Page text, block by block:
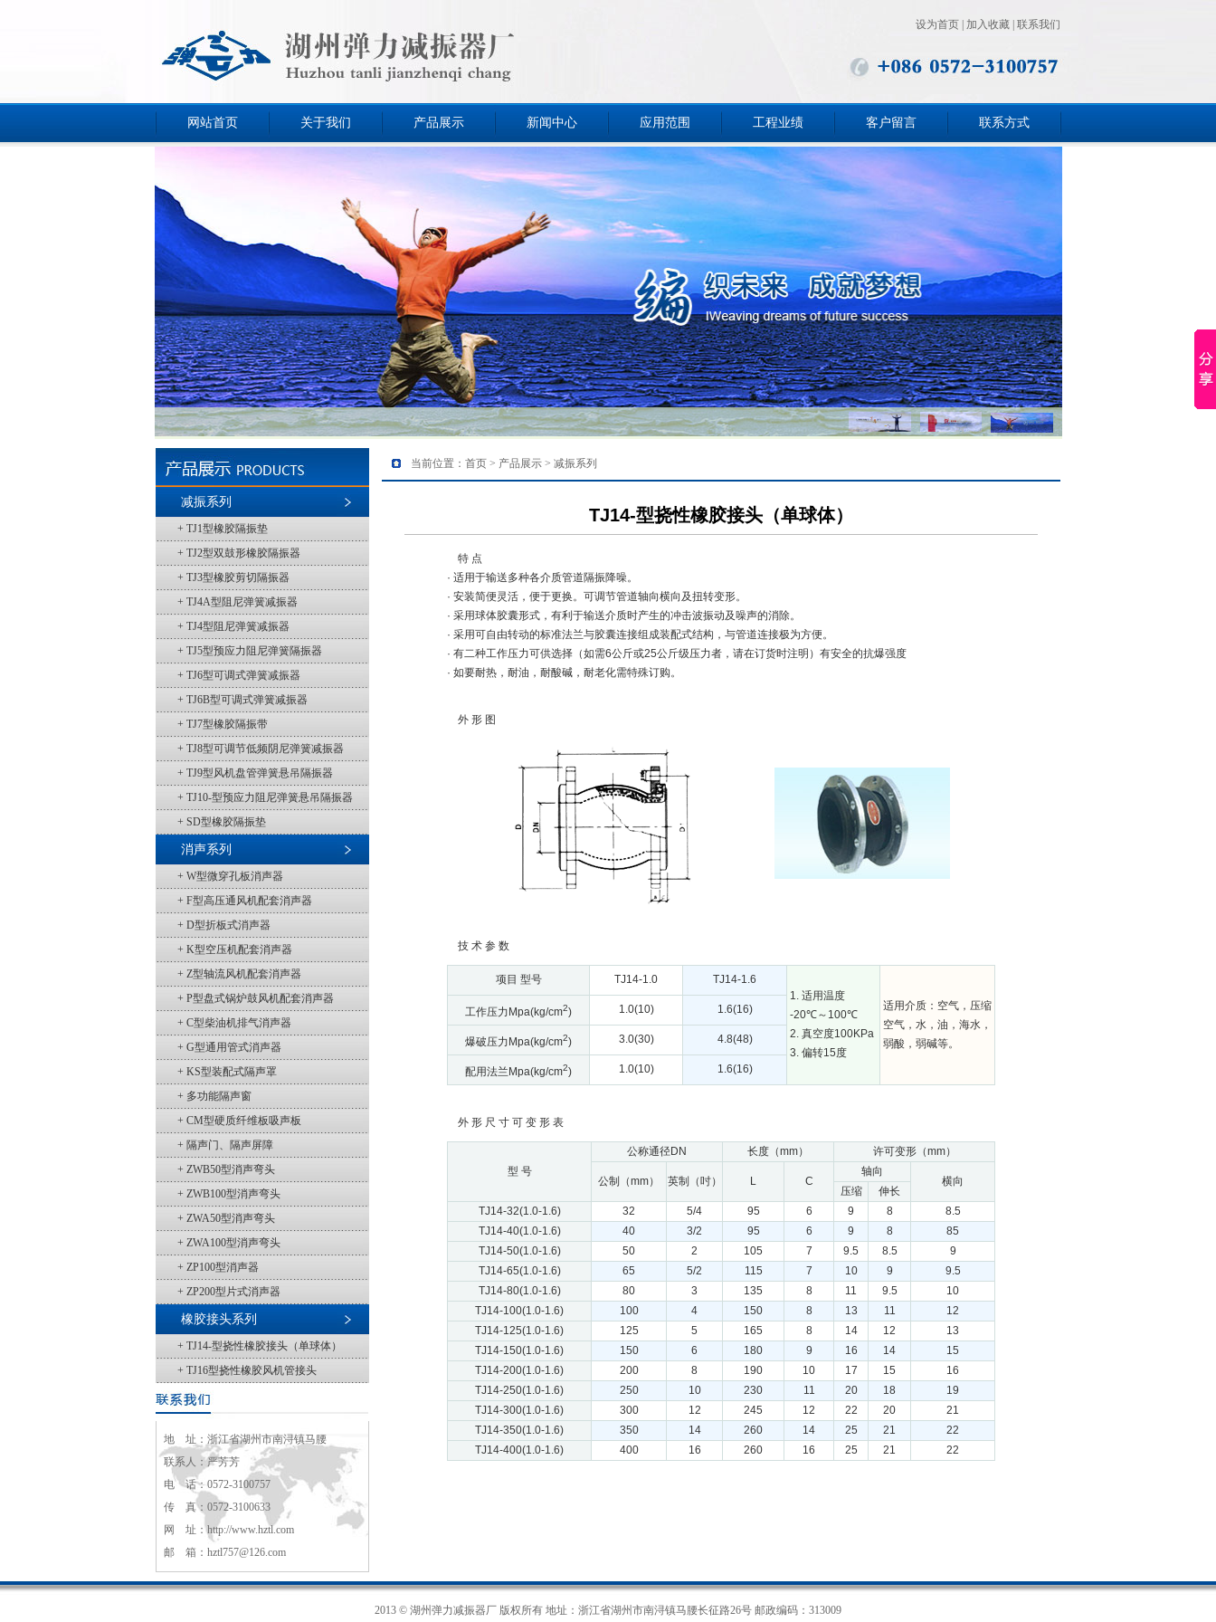
设为首页 加入收藏 联系我们
网站首页 关于我们 产品展示 新闻中心 应用范围 工程业绩 客户留言 联系方式
减振系列
+ TJ1型橡胶隔振垫
+ TJ2型双鼓形橡胶隔振器
+ TJ3型橡胶剪切隔振器
+ TJ4A型阻尼弹簧减振器
+ TJ4型阻尼弹簧减振器
+ TJ5型预应力阻尼弹簧隔振器
+ TJ6型可调式弹簧减振器
+ TJ6B型可调式弹簧减振器
+ TJ7型橡胶隔振带
+ TJ8型可调节低频阴尼弹簧减振器
+ TJ9型风机盘管弹簧悬吊隔振器
+ TJ10-型预应力阻尼弹簧悬吊隔振器
+ SD型橡胶隔振垫
消声系列
+ W型微穿孔板消声器
+ F型高压通风机配套消声器
+ D型折板式消声器
+ K型空压机配套消声器
+ Z型轴流风机配套消声器
+ P型盘式锅炉鼓风机配套消声器
+ C型柴油机排气消声器
+ G型通用管式消声器
+ KS型装配式隔声罩
+ 多功能隔声窗
+ CM型硬质纤维板吸声板
+ 隔声门、隔声屏障
+ ZWB50型消声弯头
+ ZWB100型消声弯头
+ ZWA50型消声弯头
+ ZWA100型消声弯头
+ ZP100型消声器
+ ZP200型片式消声器
橡胶接头系列
+ TJ14-型挠性橡胶接头（单球体）
+ TJ16型挠性橡胶风机管接头
地 址：浙江省湖州市南浔镇马腰
联系人：严芳芳
电 话：0572-3100757
传 真：0572-3100633
网 址：http://www.hztl.com
邮 箱：hztl757@126.com
当前位置： 首页 > 产品展示 > 减振系列
TJ14-型挠性橡胶接头（单球体）
特 点
· 适用于输送多种各介质管道隔振降噪。
· 安装简便灵活，便于更换。可调节管道轴向横向及扭转变形。
· 采用球体胶囊形式，有利于输送介质时产生的冲击波振动及噪声的消除。
· 采用可自由转动的标准法兰与胶囊连接组成装配式结构，与管道连接极为方便。
· 有二种工作压力可供选择（如需6公斤或25公斤级压力者，请在订货时注明）有安全的抗爆强度
· 如要耐热，耐油，耐酸碱，耐老化需特殊订购。
外 形 图
技 术 参 数
项目 型号 TJ14-1.0
TJ14-1.6
1. 适用温度
-20℃～100℃
2. 真空度100KPa
3. 偏转15度
适用介质：空气，压缩
空气，水，油，海水，
弱酸，弱碱等。
工作压力Mpa(kg/cm2) 1.0(10) 1.6(16)
爆破压力Mpa(kg/cm2) 3.0(30) 4.8(48)
配用法兰Mpa(kg/cm2) 1.0(10) 1.6(16)
外 形 尺 寸 可 变 形 表
型 号
公称通径DN 长度（mm） 许可变形（mm）
公制（mm） 英制（吋） L C
轴向
横向
压缩
伸长
TJ14-32(1.0-1.6)
32 5/4 95 6 9 8
8.5
TJ14-40(1.0-1.6)
40 3/2 95 6 9 8
85
TJ14-50(1.0-1.6)
50 2 105 7 9.5 8.5
9
TJ14-65(1.0-1.6)
65 5/2 115 7 10 9
9.5
TJ14-80(1.0-1.6)
80 3 135 8 11 9.5
10
TJ14-100(1.0-1.6)
100 4 150 8 13 11
12
TJ14-125(1.0-1.6)
125 5 165 8 14 12
13
TJ14-150(1.0-1.6)
150 6 180 9 16 14
15
TJ14-200(1.0-1.6)
200 8 190 10 17 15
16
TJ14-250(1.0-1.6)
250 10 230 11 20 18
19
TJ14-300(1.0-1.6)
300 12 245 12 22 20
21
TJ14-350(1.0-1.6)
350 14 260 14 25 21
22
TJ14-400(1.0-1.6)
400 16 260 16 25 21 22
2013 © 湖州弹力减振器厂 版权所有 地址：浙江省湖州市南浔镇马腰长征路26号 邮政编码：313009